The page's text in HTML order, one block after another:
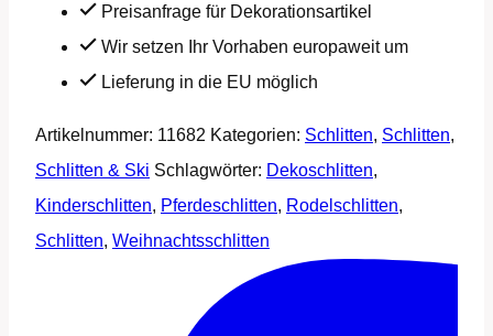
Preisanfrage für Dekorationsartikel
Wir setzen Ihr Vorhaben europaweit um
Lieferung in die EU möglich
Artikelnummer: 11682 Kategorien: Schlitten, Schlitten,
Schlitten & Ski Schlagwörter: Dekoschlitten,
Kinderschlitten, Pferdeschlitten, Rodelschlitten,
Schlitten, Weihnachtsschlitten